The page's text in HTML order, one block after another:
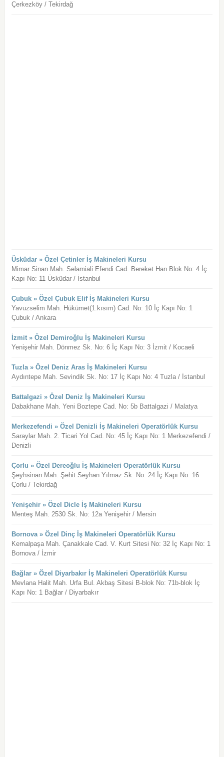
Çerkezköy / Tekirdağ
Üsküdar » Özel Çetinler İş Makineleri Kursu
Mimar Sinan Mah. Selamiali Efendi Cad. Bereket Han Blok No: 4 İç
Kapı No: 11 Üsküdar / İstanbul
Çubuk » Özel Çubuk Elif İş Makineleri Kursu
Yavuzselim Mah. Hükümet(1.kısım) Cad. No: 10 İç Kapı No: 1
Çubuk / Ankara
İzmit » Özel Demiroğlu İş Makineleri Kursu
Yenişehir Mah. Dönmez Sk. No: 6 İç Kapı No: 3 İzmit / Kocaeli
Tuzla » Özel Deniz Aras İş Makineleri Kursu
Aydıntepe Mah. Sevindik Sk. No: 17 İç Kapı No: 4 Tuzla / İstanbul
Battalgazi » Özel Deniz İş Makineleri Kursu
Dabakhane Mah. Yeni Boztepe Cad. No: 5b Battalgazi / Malatya
Merkezefendi » Özel Denizli İş Makineleri Operatörlük Kursu
Saraylar Mah. 2. Ticari Yol Cad. No: 45 İç Kapı No: 1 Merkezefendi /
Denizli
Çorlu » Özel Dereoğlu İş Makineleri Operatörlük Kursu
Şeyhsinan Mah. Şehit Seyhan Yılmaz Sk. No: 24 İç Kapı No: 16
Çorlu / Tekirdağ
Yenişehir » Özel Dicle İş Makineleri Kursu
Menteş Mah. 2530 Sk. No: 12a Yenişehir / Mersin
Bornova » Özel Dinç İş Makineleri Operatörlük Kursu
Kemalpaşa Mah. Çanakkale Cad. V. Kurt Sitesi No: 32 İç Kapı No: 1
Bornova / İzmir
Bağlar » Özel Diyarbakır İş Makineleri Operatörlük Kursu
Mevlana Halit Mah. Urfa Bul. Akbaş Sitesi B-blok No: 71b-blok İç
Kapı No: 1 Bağlar / Diyarbakır